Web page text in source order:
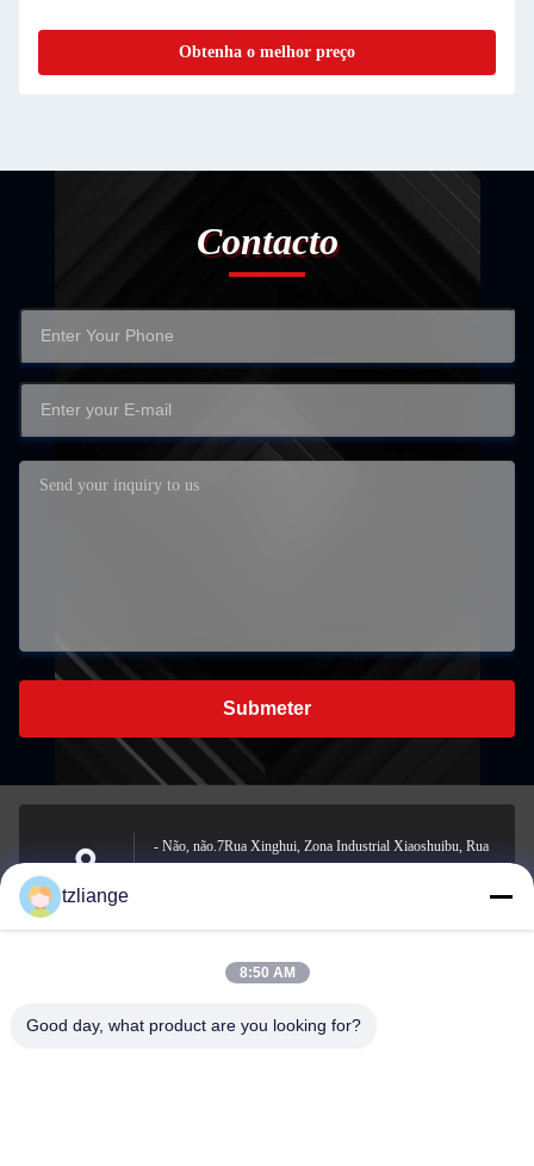
Obtenha o melhor preço
Contacto
Submeter
Address
- Não, não.7Rua Xinghui, Zona Industrial Xiaoshuibu, Rua
E-mail
szp.szp@163.com
tzliange
8:50 AM
Good day, what product are you looking for?